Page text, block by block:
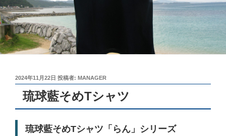
投
2024年11月22日 投稿者: MANAGER
琉球藍そめTシャツ
琉球藍そめTシャツ「らん」シリーズ